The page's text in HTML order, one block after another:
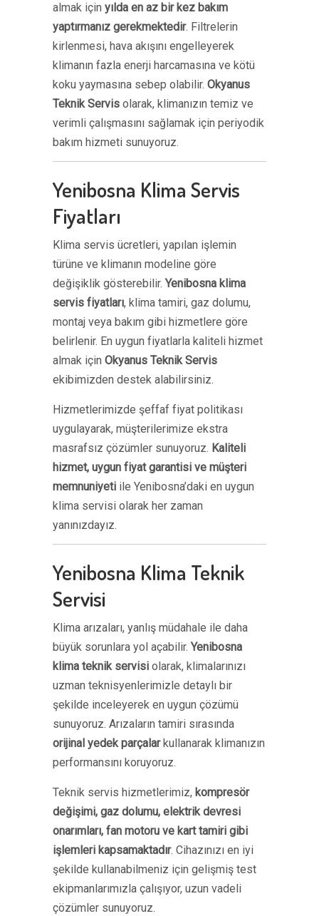
almak için yılda en az bir kez bakım
yaptırmanız gerekmektedir. Filtrelerin
kirlenmesi, hava akışını engelleyerek
klimanın fazla enerji harcamasına ve kötü
koku yaymasına sebep olabilir. Okyanus
Teknik Servis olarak, klimanızın temiz ve
verimli çalışmasını sağlamak için periyodik
bakım hizmeti sunuyoruz.
Yenibosna Klima Servis
Fiyatları
Klima servis ücretleri, yapılan işlemin
türüne ve klimanın modeline göre
değişiklik gösterebilir.Yenibosna klima
servis fiyatları, klima tamiri, gaz dolumu,
montaj veya bakım gibi hizmetlere göre
belirlenir. En uygun fiyatlarla kaliteli hizmet
almak için Okyanus Teknik Servis
ekibimizden destek alabilirsiniz.
Hizmetlerimizde şeffaf fiyat politikası
uygulayarak, müşterilerimize ekstra
masrafsız çözümler sunuyoruz. Kaliteli
hizmet, uygun fiyat garantisi ve müşteri
memnuniyeti ile Yenibosna’daki en uygun
klima servisi olarak her zaman
yanınızdayız.
Yenibosna Klima Teknik
Servisi
Klima arızaları, yanlış müdahale ile daha
büyük sorunlara yol açabilir.Yenibosna
klima teknik servisi olarak, klimalarınızı
uzman teknisyenlerimizle detaylı bir
şekilde inceleyerek en uygun çözümü
sunuyoruz. Arızaların tamiri sırasında
orijinal yedek parçalarkullanarak klimanızın
performansını koruyoruz.
Teknik servis hizmetlerimiz, kompresör
değişimi, gaz dolumu, elektrik devresi
onarımları, fan motoru ve kart tamiri gibi
işlemleri kapsamaktadır. Cihazınızı en iyi
şekilde kullanabilmeniz için gelişmiş test
ekipmanlarımızla çalışıyor, uzun vadeli
çözümler sunuyoruz.